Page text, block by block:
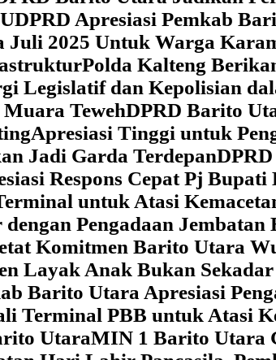
DPRD Apresiasi Pemkab
2025 Untuk Warga
Polda Kalteng
Legislatif dan Kepolisian
TewehDPRD Barito
Apresiasi Tinggi untuk
Jadi Garda Terdepan
Respons Cepat Pj
untuk Atasi
Pengadaan Jembatan
Komitmen Barito Utara
Layak Anak Bukan Sekadar
Barito Utara Apresiasi
Terminal PBB untuk Atasi
UtaraMIN 1 Barito Utara